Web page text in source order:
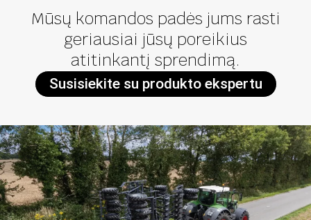
Mūsų komandos padės jums rasti
geriausiai jūsų poreikius
atitinkantį sprendimą.
Susisiekite su produkto ekspertu